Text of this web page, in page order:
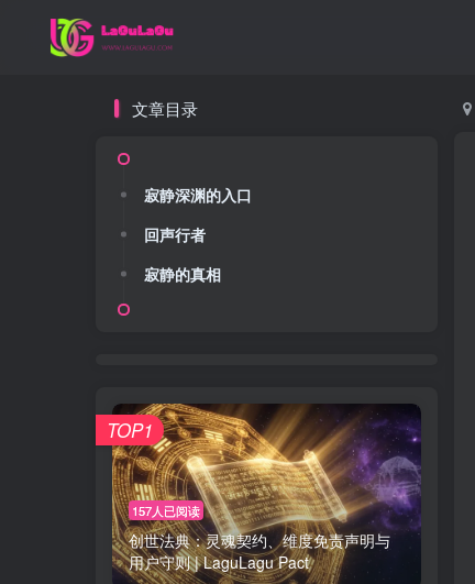
文章目录
寂静深渊的入口
回声行者
寂静的真相
157人已阅读
创世法典：灵魂契约、维度免责声明与
用户守则 | LaguLagu Pact
TOP1